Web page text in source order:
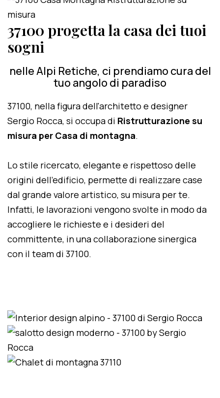
37100 progetta la casa dei tuoi
sogni
nelle Alpi Retiche, ci prendiamo cura del
tuo angolo di paradiso
37100, nella figura dell'architetto e designer
Sergio Rocca, si occupa di Ristrutturazione su
misura per Casa di montagna.
Lo stile ricercato, elegante e rispettoso delle
origini dell'edificio, permette di realizzare case
dal grande valore artistico, su misura per te.
Infatti, le lavorazioni vengono svolte in modo da
accogliere le richieste e i desideri del
committente, in una collaborazione sinergica
con il team di 37100.